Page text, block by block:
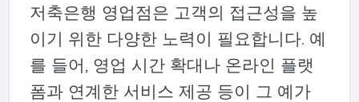
저축은행 영업점은 고객의 접근성을 높
이기 위한 다양한 노력이 필요합니다. 예
를 들어, 영업 시간 확대나 온라인 플랫
폼과 연계한 서비스 제공 등이 그 예가